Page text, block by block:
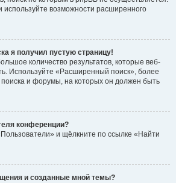
используйте возможности расширенного
я получил пустую страницу!
количество результатов, которые веб-
Используйте «Расширенный поиск», более
поиска и форумы, на которых он должен быть
конференции?
и щёлкните по ссылке «Найти
и созданные мной темы?